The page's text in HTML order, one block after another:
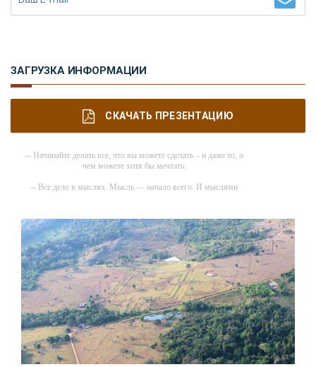
ЗАГРУЗКА ИНФОРМАЦИИ
СКАЧАТЬ ПРЕЗЕНТАЦИЮ
-- Начинайте делать все, что вы можете сделать – и даже то, о
чем можете хотя бы мечтать.
-- Все дело в мыслях. Мысль — начало всего. И мыслями
-- Идите уверенно по направлению к мечте. Живите той жизнью,
которую вы сами себе придумали.
-- Самое большое богатство — это ум. Самая большая нищета —
глупость. Из всех страхов самый пугающий — самолюбование.
-- Лучшее, что можно сделать с хорошим советом, это
пропустить его мимо ушей. Он никогда не бывает полезен
никому, кроме того, кто его дал.
-- Люблю давать советы и очень не люблю, когда их дают мне.